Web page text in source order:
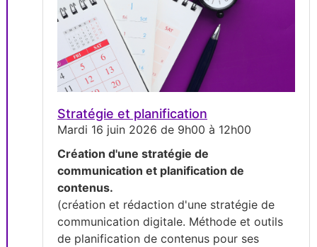
Stratégie et planification
Mardi 16 juin 2026 de 9h00 à 12h00
Création d'une stratégie de
communication et planification de
contenus.
(création et rédaction d'une stratégie de
communication digitale. Méthode et outils
de planification de contenus pour ses